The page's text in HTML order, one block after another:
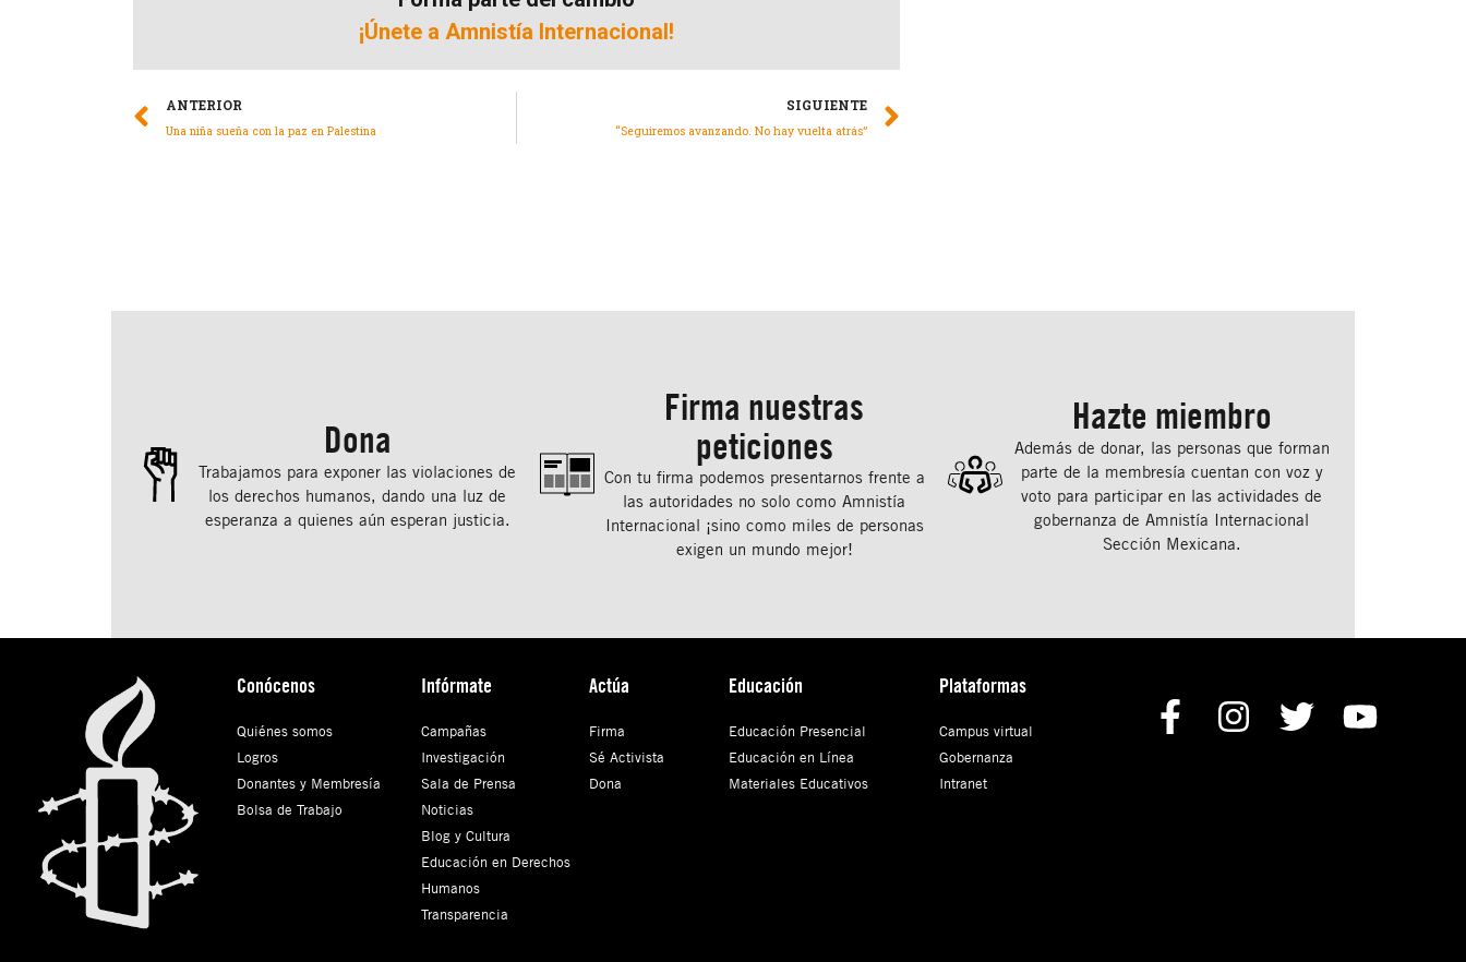
¡Únete a Amnistía Internacional!
ANTERIOR
Una niña sueña con la paz en Palestina
SIGUIENTE
“Seguiremos avanzando. No hay vuelta atrás”
Dona
Trabajamos para exponer las violaciones de
los derechos humanos, dando una luz de
esperanza a quienes aún esperan justicia.
Firma nuestras
peticiones
Con tu ﬁrma podemos presentarnos frente a
las autoridades no solo como Amnistía
Internacional ¡sino como miles de personas
exigen un mundo mejor!
Hazte miembro
Además de donar, las personas que forman
parte de la membresía cuentan con voz y
voto para participar en las actividades de
gobernanza de Amnistía Internacional
Sección Mexicana.
Conócenos
Quiénes somos
Logros
Donantes y Membresía
Bolsa de Trabajo
Infórmate
Campañas
Investigación
Sala de Prensa
Noticias
Blog y Cultura
Educación en Derechos
Humanos
Transparencia
Actúa
Firma
Sé Activista
Dona
Educación
Educación Presencial
Educación en Línea
Materiales Educativos
Plataformas
Campus virtual
Gobernanza
Intranet